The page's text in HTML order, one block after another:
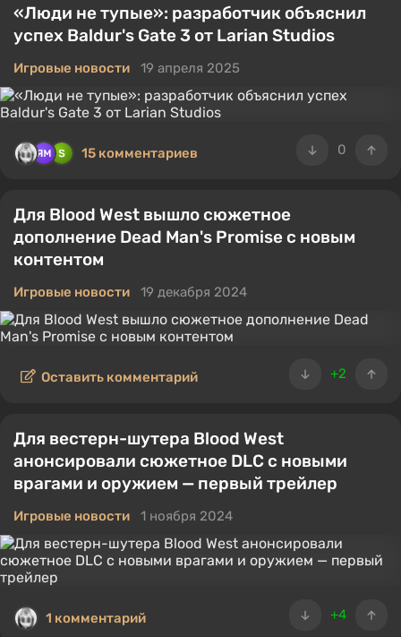
«Люди не тупые»: разработчик объяснил
успех Baldur's Gate 3 от Larian Studios
Игровые новости 19 апреля 2025
0
15 комментариев
Для Blood West вышло сюжетное
дополнение Dead Man's Promise с новым
контентом
Игровые новости 19 декабря 2024
+2
Оставить комментарий
Для вестерн-шутера Blood West
анонсировали сюжетное DLC с новыми
врагами и оружием — первый трейлер
Игровые новости 1 ноября 2024
+4
1 комментарий